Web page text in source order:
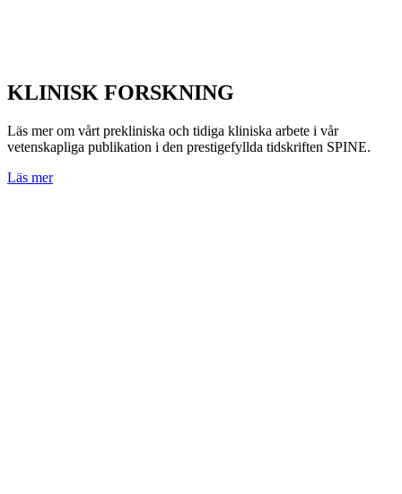
KLINISK FORSKNING
Läs mer om vårt prekliniska och tidiga kliniska arbete i vår
vetenskapliga publikation i den prestigefyllda tidskriften SPINE.
Läs mer